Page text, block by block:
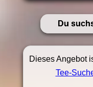
Du
Dieses Angebot
Tee-